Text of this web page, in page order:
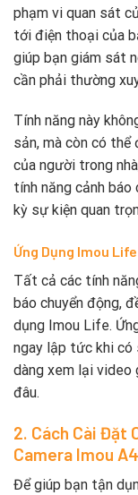
phạm vi quan sát
tới điện thoại của
giúp bạn giám sát
cần phải thường
Tính năng này
sản, mà còn có
của người trong
tính năng cảnh
kỳ sự kiện quan
Ứng Dụng Imou
Tất cả các tính
báo chuyển động,
dụng Imou Life.
ngay lập tức khi có
dàng xem lại
đâu.
2. Cách Cài Đặt
Camera Imou
Để giúp bạn tận